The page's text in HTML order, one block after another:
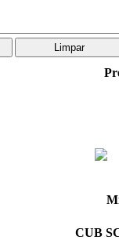
CUB